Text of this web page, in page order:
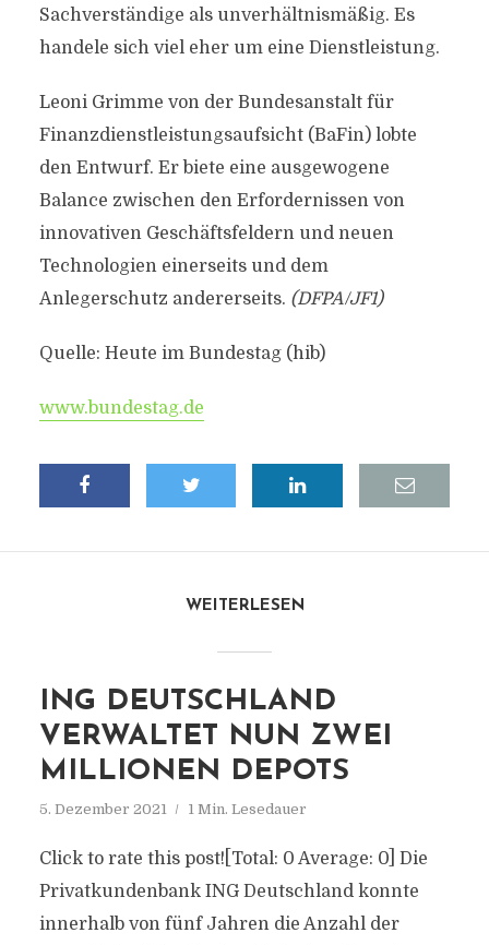
Sachverständige als unverhältnismäßig. Es
handele sich viel eher um eine Dienstleistung.
Leoni Grimme von der Bundesanstalt für
Finanzdienstleistungsaufsicht (BaFin) lobte
den Entwurf. Er biete eine ausgewogene
Balance zwischen den Erfordernissen von
innovativen Geschäftsfeldern und neuen
Technologien einerseits und dem
Anlegerschutz andererseits. (DFPA/JF1)
Quelle: Heute im Bundestag (hib)
www.bundestag.de
WEITERLESEN
ING DEUTSCHLAND
VERWALTET NUN ZWEI
MILLIONEN DEPOTS
5. Dezember 2021 1 Min. Lesedauer
Click to rate this post![Total: 0 Average: 0] Die
Privatkundenbank ING Deutschland konnte
innerhalb von fünf Jahren die Anzahl der